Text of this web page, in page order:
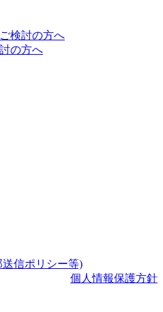
検討の方へ
の方へ
信ポリシー等)
個人情報保護方針